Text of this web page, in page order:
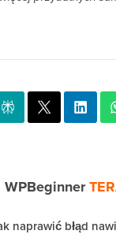
WPBeginner
naprawić błąd